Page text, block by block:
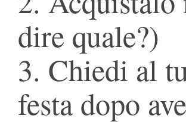
dire quale?)
3. Chiedi al
festa dopo